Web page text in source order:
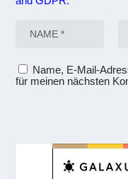
Name, E-Mail-
für meinen nächsten